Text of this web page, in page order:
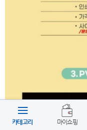
카테고리 마이쇼핑